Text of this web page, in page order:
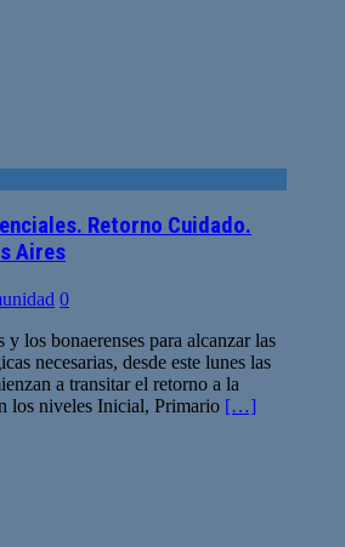
Retorno Cuidado.
Aires
0
y los bonaerenses para alcanzar las
necesarias, desde este lunes las
a transitar el retorno a la
los niveles Inicial, Primario […]